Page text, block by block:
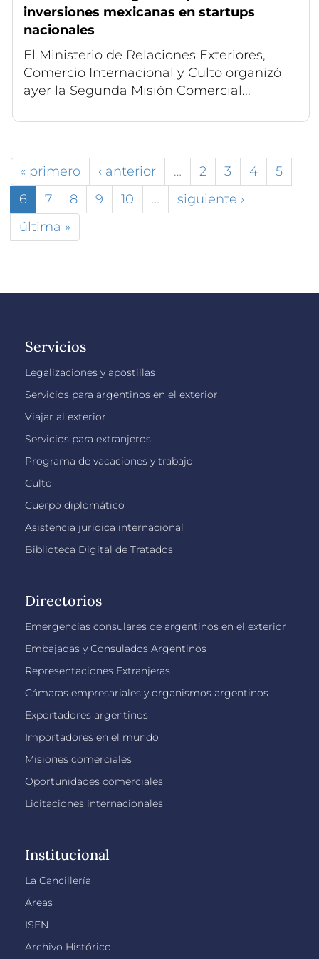
inversiones mexicanas en startups
nacionales
El Ministerio de Relaciones Exteriores,
Comercio Internacional y Culto organizó
ayer la Segunda Misión Comercial...
« primero ‹ anterior … 2 3 4
5
6
7 8 9 10 …
siguiente ›
última »
Servicios
Legalizaciones y apostillas
Servicios para argentinos en el exterior
Viajar al exterior
Servicios para extranjeros
Programa de vacaciones y trabajo
Culto
Cuerpo diplomático
Asistencia jurídica internacional
Biblioteca Digital de Tratados
Directorios
Emergencias consulares de argentinos en el exterior
Embajadas y Consulados Argentinos
Representaciones Extranjeras
Cámaras empresariales y organismos argentinos
Exportadores argentinos
Importadores en el mundo
Misiones comerciales
Oportunidades comerciales
Licitaciones internacionales
Institucional
La Cancillería
Áreas
ISEN
Archivo Histórico